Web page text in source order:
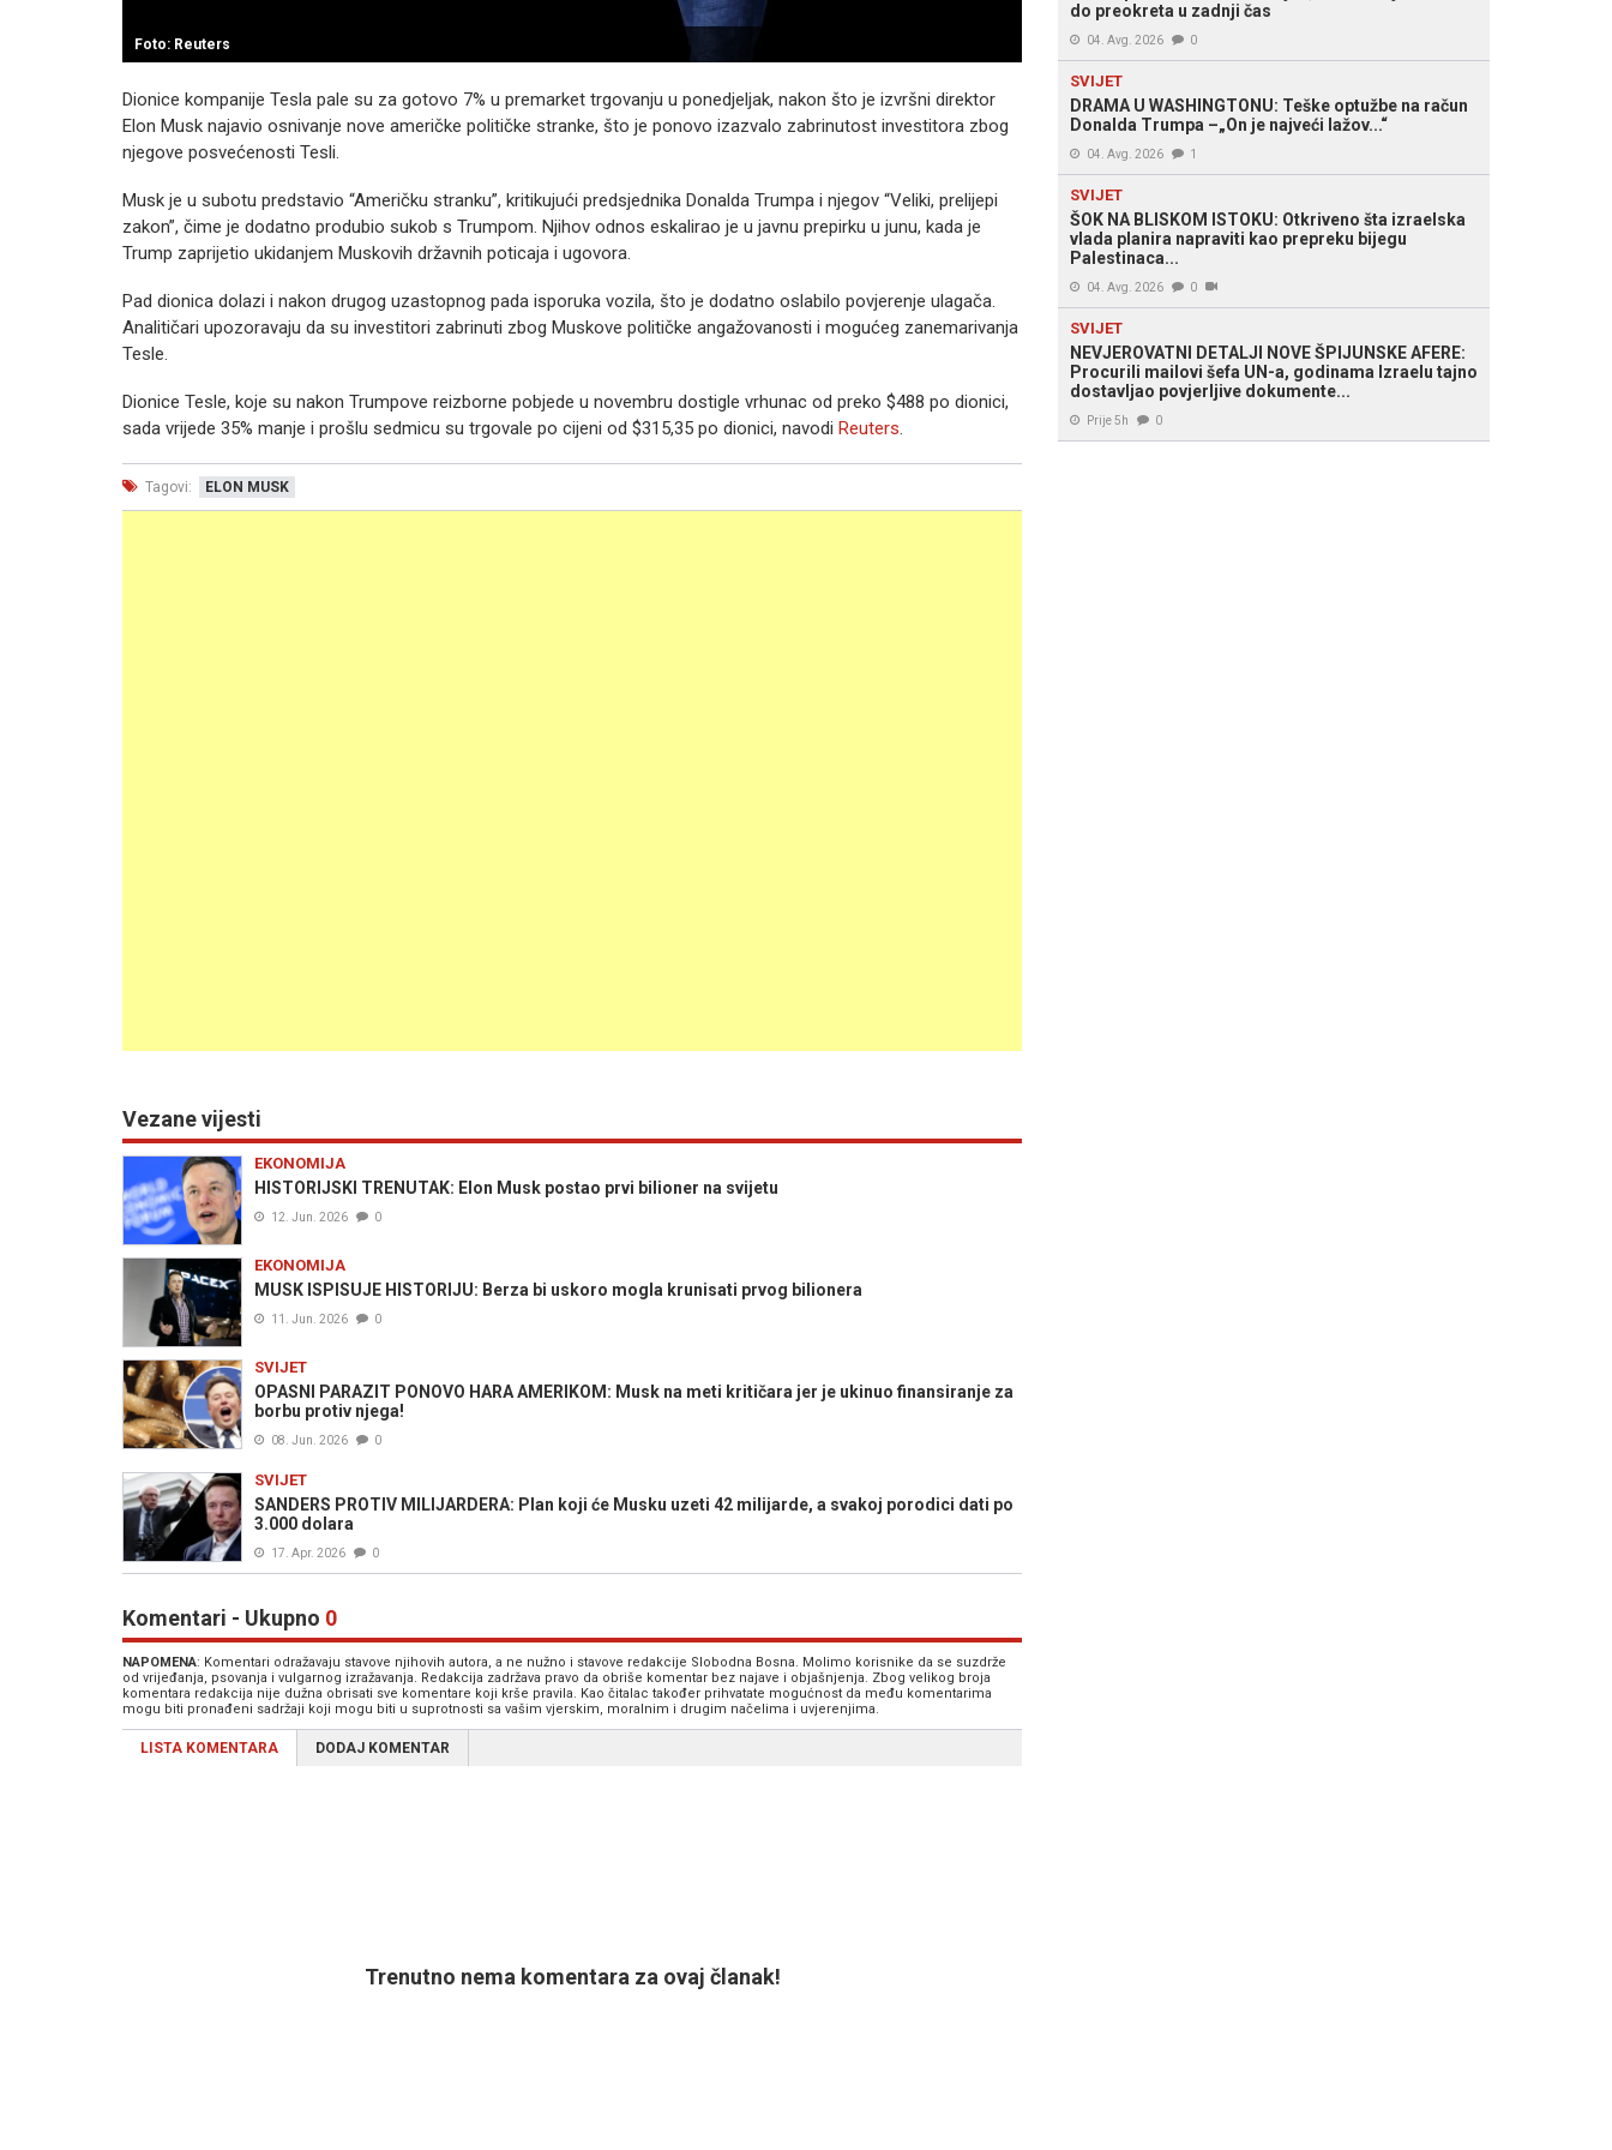
Foto: Reuters
Dionice kompanije Tesla pale su za gotovo 7% u premarket trgovanju u ponedjeljak, nakon što je izvršni direktor
Elon Musk najavio osnivanje nove američke političke stranke, što je ponovo izazvalo zabrinutost investitora zbog
njegove posvećenosti Tesli.
Musk je u subotu predstavio “Američku stranku”, kritikujući predsjednika Donalda Trumpa i njegov “Veliki, prelijepi
zakon”, čime je dodatno produbio sukob s Trumpom. Njihov odnos eskalirao je u javnu prepirku u junu, kada je
Trump zaprijetio ukidanjem Muskovih državnih poticaja i ugovora.
Pad dionica dolazi i nakon drugog uzastopnog pada isporuka vozila, što je dodatno oslabilo povjerenje ulagača.
Analitičari upozoravaju da su investitori zabrinuti zbog Muskove političke angažovanosti i mogućeg zanemarivanja
Tesle.
Dionice Tesle, koje su nakon Trumpove reizborne pobjede u novembru dostigle vrhunac od preko $488 po dionici,
sada vrijede 35% manje i prošlu sedmicu su trgovale po cijeni od $315,35 po dionici, navodi Reuters.
Tagovi: ELON MUSK
Vezane vijesti
EKONOMIJA
HISTORIJSKI TRENUTAK: Elon Musk postao prvi bilioner na svijetu
12. Jun. 2026 0
EKONOMIJA
MUSK ISPISUJE HISTORIJU: Berza bi uskoro mogla krunisati prvog bilionera
11. Jun. 2026 0
SVIJET
OPASNI PARAZIT PONOVO HARA AMERIKOM: Musk na meti kritičara jer je ukinuo finansiranje za
borbu protiv njega!
08. Jun. 2026 0
SVIJET
SANDERS PROTIV MILIJARDERA: Plan koji će Musku uzeti 42 milijarde, a svakoj porodici dati po
3.000 dolara
17. Apr. 2026 0
Komentari - Ukupno 0
NAPOMENA: Komentari odražavaju stavove njihovih autora, a ne nužno i stavove redakcije Slobodna Bosna. Molimo korisnike da se suzdrže
od vrijeđanja, psovanja i vulgarnog izražavanja. Redakcija zadržava pravo da obriše komentar bez najave i objašnjenja. Zbog velikog broja
komentara redakcija nije dužna obrisati sve komentare koji krše pravila. Kao čitalac također prihvatate mogućnost da među komentarima
mogu biti pronađeni sadržaji koji mogu biti u suprotnosti sa vašim vjerskim, moralnim i drugim načelima i uvjerenjima.
LISTA KOMENTARA DODAJ KOMENTAR
Trenutno nema komentara za ovaj članak!
do preokreta u zadnji čas
04. Avg. 2026 0
SVIJET
DRAMA U WASHINGTONU: Teške optužbe na račun
Donalda Trumpa –„On je najveći lažov...“
04. Avg. 2026 1
SVIJET
ŠOK NA BLISKOM ISTOKU: Otkriveno šta izraelska
vlada planira napraviti kao prepreku bijegu
Palestinaca...
04. Avg. 2026 0
SVIJET
NEVJEROVATNI DETALJI NOVE ŠPIJUNSKE AFERE:
Procurili mailovi šefa UN-a, godinama Izraelu tajno
dostavljao povjerljive dokumente...
Prije 5h 0